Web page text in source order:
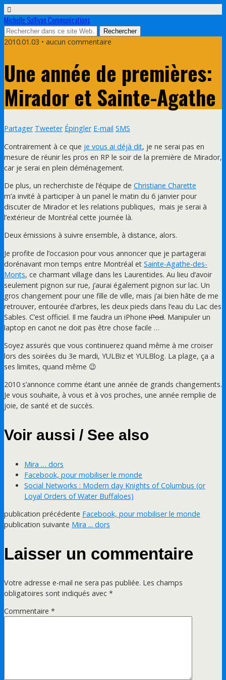
Michelle Sullivan Communications
2010.01.03 • aucun commentaire
Une année de premières:
Mirador et Sainte-Agathe
Partager Tweeter Épingler E-mail SMS
Contrairement à ce que je vous ai déjà dit, je ne serai pas en
mesure de réunir les pros en RP le soir de la première de Mirador,
car je serai en plein déménagement.
De plus, un recherchiste de l’équipe de Christiane Charette
m’a invité à participer à un panel le matin du 6 janvier pour
discuter de Mirador et les relations publiques, mais je serai à
l’extérieur de Montréal cette journée là.
Deux émissions à suivre ensemble, à distance, alors.
Je profite de l’occasion pour vous annoncer que je partagerai
dorénavant mon temps entre Montréal et Sainte-Agathe-des-
Monts, ce charmant village dans les Laurentides. Au lieu d’avoir
seulement pignon sur rue, j’aurai également pignon sur lac. Un
gros changement pour une fille de ville, mais j’ai bien hâte de me
retrouver, entourée d’arbres, les deux pieds dans l’eau du Lac des
Sables. C’est officiel. Il me faudra un iPhone iPod. Manipuler un
laptop en canot ne doit pas être chose facile …
Soyez assurés que vous continuerez quand même à me croiser
lors des soirées du 3e mardi, YULBiz et YULBlog. La plage, ça a
ses limites, quand même 😉
2010 s’annonce comme étant une année de grands changements.
Je vous souhaite, à vous et à vos proches, une année remplie de
joie, de santé et de succès.
Voir aussi / See also
Mira … dors
Facebook, pour mobiliser le monde
Social Networks : Modern day Knights of Columbus (or
Loyal Orders of Water Buffaloes)
publication précédente Facebook, pour mobiliser le monde
publication suivante Mira ... dors
Laisser un commentaire
Votre adresse e-mail ne sera pas publiée. Les champs
obligatoires sont indiqués avec *
Commentaire *